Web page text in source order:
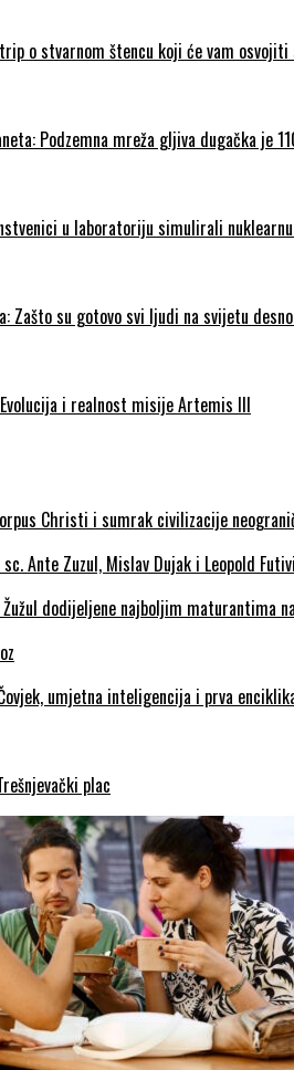
o stvarnom štencu koji će vam osvojiti
Podzemna mreža gljiva dugačka
u laboratoriju simulirali
Zašto su gotovo svi ljudi na svijetu
i realnost misije Artemis III
Christi i sumrak civilizacije
Žužul dodijeljene najboljim maturantima
umjetna inteligencija i prva
plac